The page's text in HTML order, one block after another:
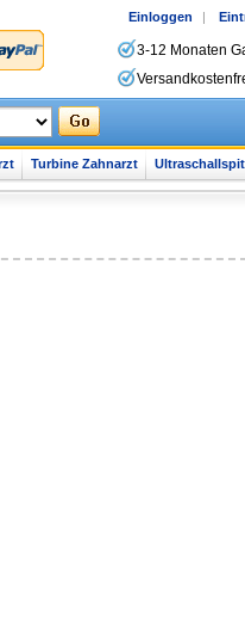
Einloggen |
3-12 Monaten
Turbine Zahnarzt